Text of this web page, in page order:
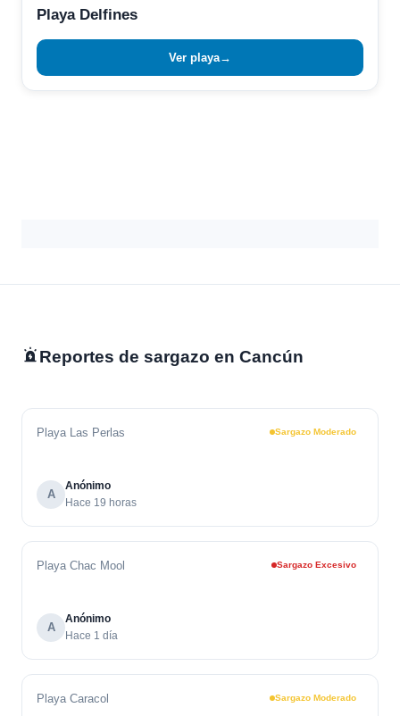
Playa Delfines
Ver playa→
Reportes de sargazo en Cancún
Playa Las Perlas Sargazo Moderado
A
Anónimo
Hace 19 horas
Playa Chac Mool Sargazo Excesivo
A
Anónimo
Hace 1 día
Playa Caracol Sargazo Moderado